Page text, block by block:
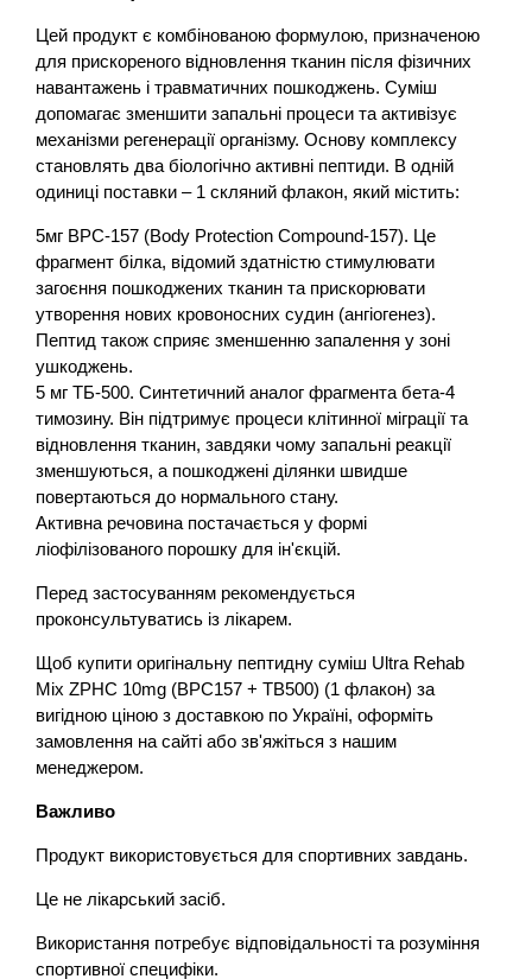
Цей продукт є комбінованою формулою, призначеною
для прискореного відновлення тканин після фізичних
навантажень і травматичних пошкоджень. Суміш
допомагає зменшити запальні процеси та активізує
механізми регенерації організму. Основу комплексу
становлять два біологічно активні пептиди. В одній
одиниці поставки – 1 скляний флакон, який містить:
5мг BPC-157 (Body Protection Compound-157). Це
фрагмент білка, відомий здатністю стимулювати
загоєння пошкоджених тканин та прискорювати
утворення нових кровоносних судин (ангіогенез).
Пептид також сприяє зменшенню запалення у зоні
ушкоджень.
5 мг ТБ-500. Синтетичний аналог фрагмента бета-4
тимозину. Він підтримує процеси клітинної міграції та
відновлення тканин, завдяки чому запальні реакції
зменшуються, а пошкоджені ділянки швидше
повертаються до нормального стану.
Активна речовина постачається у формі
ліофілізованого порошку для ін'єкцій.
Перед застосуванням рекомендується
проконсультуватись із лікарем.
Щоб купити оригінальну пептидну суміш Ultra Rehab
Mix ZPHC 10mg (BPC157 + TB500) (1 флакон) за
вигідною ціною з доставкою по Україні, оформіть
замовлення на сайті або зв'яжіться з нашим
менеджером.
Важливо
Продукт використовується для спортивних завдань.
Це не лікарський засіб.
Використання потребує відповідальності та розуміння
спортивної специфіки.